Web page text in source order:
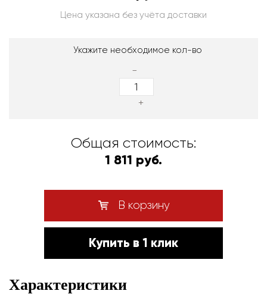
Цена указана без учёта доставки
Укажите необходимое кол-во
-
+
Общая стоимость:
1 811 руб.
В корзину
Купить в 1 клик
Характеристики